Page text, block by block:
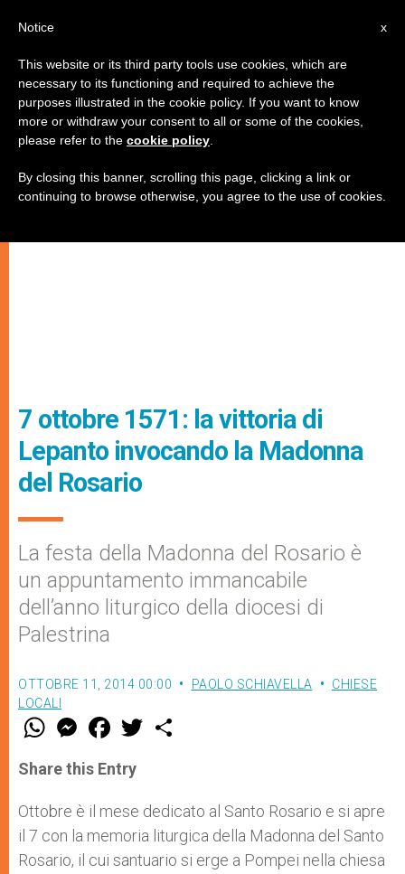
7 ottobre 1571: la vittoria di
Lepanto invocando la Madonna
del Rosario
La festa della Madonna del Rosario è
un appuntamento immancabile
dell’anno liturgico della diocesi di
Palestrina
OTTOBRE 11, 2014 00:00 PAOLO SCHIAVELLA
CHIESE
LOCALI
W
t
s
p
p
M
e
s
e
g
e
r
F
a
e
b
o
k
w
r
Share this Entry
Ottobre è il mese dedicato al Santo Rosario e si apre
il 7 con la memoria liturgica della Madonna del Santo
Rosario, il cui santuario si erge a Pompei nella chiesa
x
Notice
This website or its third party tools use cookies, which are
necessary to its functioning and required to achieve the
purposes illustrated in the cookie policy. If you want to know
more or withdraw your consent to all or some of the cookies,
please refer to the cookie policy
By closing this banner, scrolling this page, clicking a link or
continuing to browse otherwise, you agree to the use of cookies.